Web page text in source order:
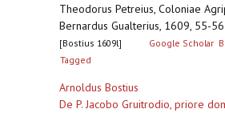
Theodorus Petreius, Coloniae
Bernardus Gualterius, 1609, 55-56
[Bostius 1609l] Google Scholar
Tagged
Arnoldus Bostius
De P. Jacobo Gruitrodio, priore